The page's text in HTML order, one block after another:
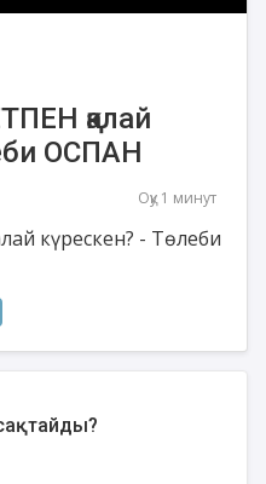
қалай
ОСПАН
Оқу 1 минут
күрескен? - Төлеби